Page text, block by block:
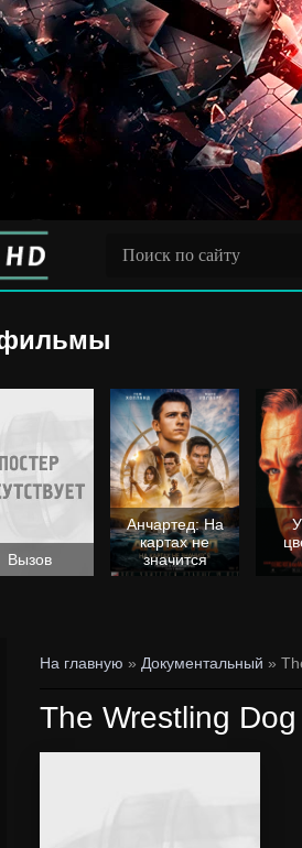
Вызов
Анчартед: На
картах не
значится
На главную » Документальный »
The Wrestling Dog